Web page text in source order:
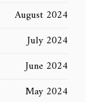
August 2024
July 2024
June 2024
May 2024